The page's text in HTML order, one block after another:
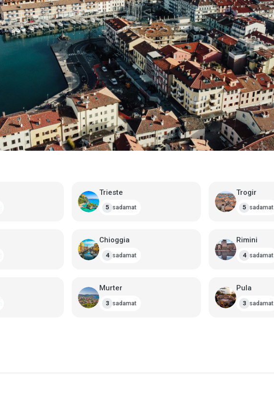
Trieste
5 sadamat
Trogir
5 sadamat
Chioggia
4 sadamat
Rimini
4 sadamat
Murter
3 sadamat
Pula
3 sadamat